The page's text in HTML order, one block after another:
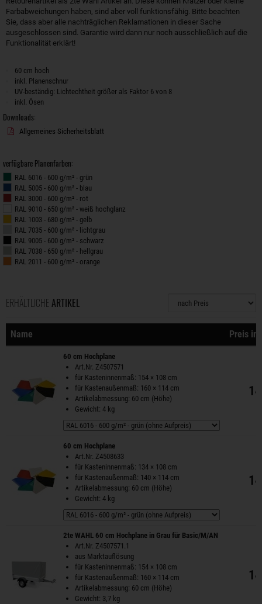
Farbabweichungen haben, sind aber voll funktionsfähig. Bitte beachten
Sie, dass aber alle nachträglichen Reklamationen in dieser Sache
ausgeschlossen sind. Garantie wird dann nur noch ausschließlich auf die
Funktionalität erklärt!
60 cm hoch
inkl. Planenschnur
UV-beständig: Lichtechtheit größer als Faktor 6 von 8
inkl. Ösen
Downloads:
Allgemeines Sicherheitsblatt
verfügbare Planenfarben:
RAL 6016 - 600 g/m² - grün
RAL 5005 - 600 g/m² - blau
RAL 3000 - 600 g/m² - rot
RAL 9010 - 650 g/m² - weiß hochglanz
RAL 1003 - 680 g/m² - gelb
RAL 7035 - 600 g/m² - lichtgrau
RAL 9005 - 600 g/m² - schwarz
RAL 7038 - 650 g/m² - hellgrau
RAL 2011 - 600 g/m² - orange
ERHÄLTLICHE ARTIKEL
Sortierung
Name Preis
60 cm Hochplane
Art.Nr. Z4507571
für Kasteninnenmaß: 154 × 108 cm
für Kastenaußenmaß: 160 × 114 cm
Artikelabmessung: 60 cm (Höhe)
Gewicht: 4 kg
60 cm Hochplane
Art.Nr. Z4508633
für Kasteninnenmaß: 134 × 108 cm
für Kastenaußenmaß: 140 × 114 cm
Artikelabmessung: 60 cm (Höhe)
Gewicht: 4 kg
2te WAHL 60 cm Hochplane in Grau für Basic/M/AN
Art.Nr. Z4507571.1
aus Marktauflösung
für Kasteninnenmaß: 154 × 108 cm
für Kastenaußenmaß: 160 × 114 cm
Artikelabmessung: 60 cm (Höhe)
Gewicht: 3,7 kg